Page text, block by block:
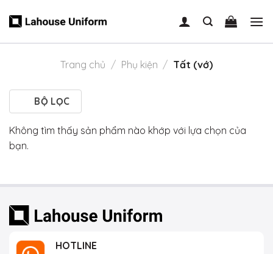
Trang chủ / Phụ kiện / Tất (vớ)
BỘ LỌC
Không tìm thấy sản phẩm nào khớp với lựa chọn của
bạn.
HOTLINE